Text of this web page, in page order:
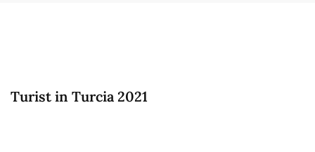
Turist in Turcia 2021